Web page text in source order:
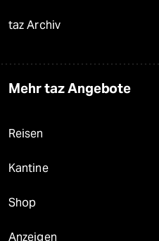
taz Archiv
Mehr taz Angebote
Reisen
Kantine
Shop
Anzeigen